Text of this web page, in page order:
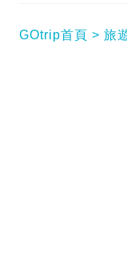
GOtrip首頁 旅